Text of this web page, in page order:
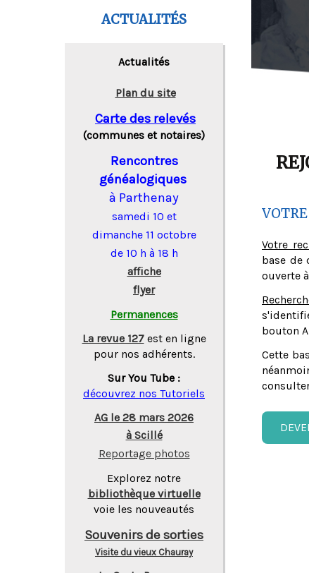
Votre
base de
ouverte
bouton
Cette
ACTUALITÉS
Actualités
Plan du site
Carte des relevés
(communes et notaires)
Rencontres
généalogiques
à Parthenay
samedi 10 et
dimanche 11 octobre
de 10 h à 18 h
affiche
flyer
Permanences
La revue 127 est en ligne
pour nos adhérents.
Sur You Tube :
découvrez nos Tutoriels
AG le 28 mars 2026
à Scillé
Reportage photos
Explorez notre
bibliothèque virtuelle
voie les nouveautés
Souvenirs de sorties
Visite du vieux Chauray